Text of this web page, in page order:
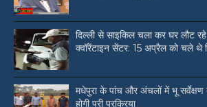
दिल्ली से साइकिल चला कर घर लौट
क्वॉरेंटाइन सेंटर: 15 अप्रैल को चले थे
मधेपुरा के पांच और अंचलों में भू सर्वेक्षण
होगी पूरी प्रक्रिया